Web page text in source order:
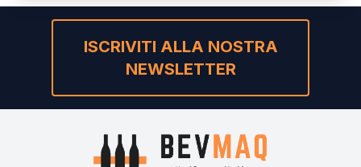
ISCRIVITI ALLA NOSTRA
NEWSLETTER